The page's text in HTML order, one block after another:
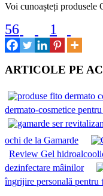
Voi cunoașteți produsele
56 1
ARTICOLE PE
dermato-cosmetice
ochi de la Gamarde
Review Gel
dezinfectare mâinilor
îngrijire personală pentru